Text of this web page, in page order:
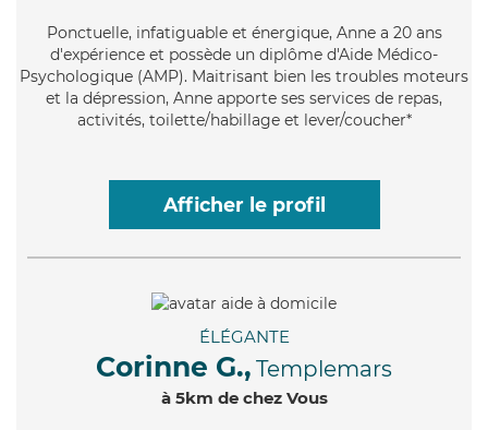
Ponctuelle, infatiguable et énergique, Anne a 20 ans
d'expérience et possède un diplôme d'Aide Médico-
Psychologique (AMP). Maitrisant bien les troubles moteurs
et la dépression, Anne apporte ses services de repas,
activités, toilette/habillage et lever/coucher*
Afficher le profil
ÉLÉGANTE
Corinne G., Templemars
à 5km de chez Vous